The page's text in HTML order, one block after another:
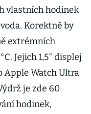
vlastních hodinek
Korektně by
extrémních
Jejich 1,5" displej
Apple Watch Ultra
je zde 60
hodinek,